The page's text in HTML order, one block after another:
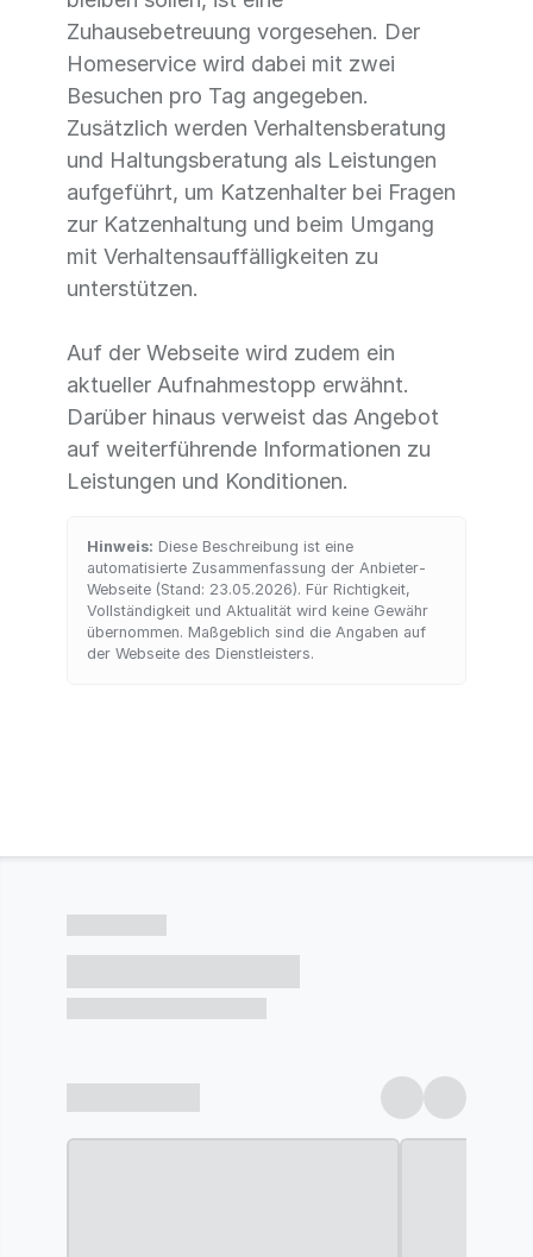
Zuhausebetreuung vorgesehen. Der
Homeservice wird dabei mit zwei
Besuchen pro Tag angegeben.
Zusätzlich werden Verhaltensberatung
und Haltungsberatung als Leistungen
aufgeführt, um Katzenhalter bei Fragen
zur Katzenhaltung und beim Umgang
mit Verhaltensauffälligkeiten zu
unterstützen.
Auf der Webseite wird zudem ein
aktueller Aufnahmestopp erwähnt.
Darüber hinaus verweist das Angebot
auf weiterführende Informationen zu
Leistungen und Konditionen.
Hinweis: Diese Beschreibung ist eine
automatisierte Zusammenfassung der Anbieter-
Webseite (Stand: 23.05.2026). Für Richtigkeit,
Vollständigkeit und Aktualität wird keine Gewähr
übernommen. Maßgeblich sind die Angaben auf
der Webseite des Dienstleisters.